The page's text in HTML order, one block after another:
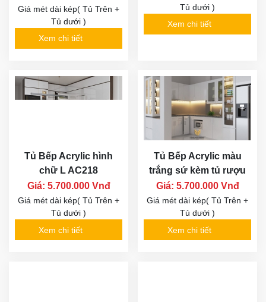
Giá mét dài kép( Tủ Trên +
Tủ dưới )
Xem chi tiết
Tủ dưới )
Xem chi tiết
Tủ Bếp Acrylic hình
chữ L AC218
Giá: 5.700.000 Vnđ
Giá mét dài kép( Tủ Trên +
Tủ dưới )
Xem chi tiết
Tủ Bếp Acrylic màu
trắng sứ kèm tủ rượu
Giá: 5.700.000 Vnđ
Giá mét dài kép( Tủ Trên +
Tủ dưới )
Xem chi tiết